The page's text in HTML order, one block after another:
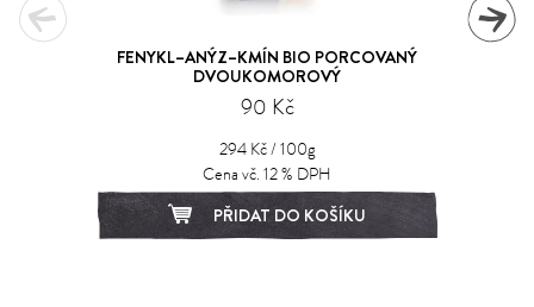
FENYKL–ANÝZ–KMÍN BIO PORCOVANÝ
DVOUKOMOROVÝ
90 Kč
294 Kč / 100g
Cena vč. 12 % DPH
PŘIDAT DO KOŠÍKU